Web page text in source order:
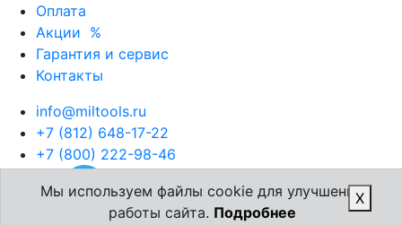
X
Мы используем файлы cookie для улучшения
работы сайта. Подробнее
Оплата
Акции %
Гарантия и сервис
Контакты
info@miltools.ru
+7 (812) 648-17-22
+7 (800) 222-98-46